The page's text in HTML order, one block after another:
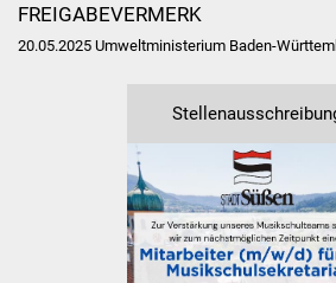
Route
FREIGABEVERMERK
20.05.2025 Umweltministerium Baden-